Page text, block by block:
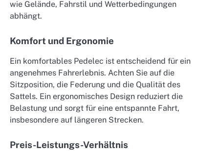
wie Gelände, Fahrstil und Wetterbedingungen
abhängt.
Komfort und Ergonomie
Ein komfortables Pedelec ist entscheidend für ein
angenehmes Fahrerlebnis. Achten Sie auf die
Sitzposition, die Federung und die Qualität des
Sattels. Ein ergonomisches Design reduziert die
Belastung und sorgt für eine entspannte Fahrt,
insbesondere auf längeren Strecken.
Preis-Leistungs-Verhältnis